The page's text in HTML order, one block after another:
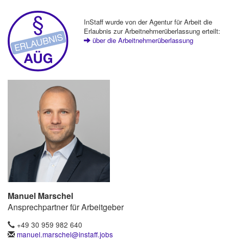
InStaff wurde von der Agentur für Arbeit die
Erlaubnis zur Arbeitnehmerüberlassung erteilt:
über die Arbeitnehmerüberlassung
Manuel Marschel
Ansprechpartner für Arbeitgeber
+49 30 959 982 640
manuel.marschel@instaff.jobs